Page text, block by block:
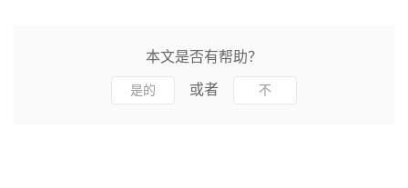
本文是否有帮助？
是的 或者 不